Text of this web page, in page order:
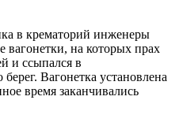
в крематорий инженеры
вагонетки, на которых прах
и ссыпался в
Вагонетка установлена
время заканчивались